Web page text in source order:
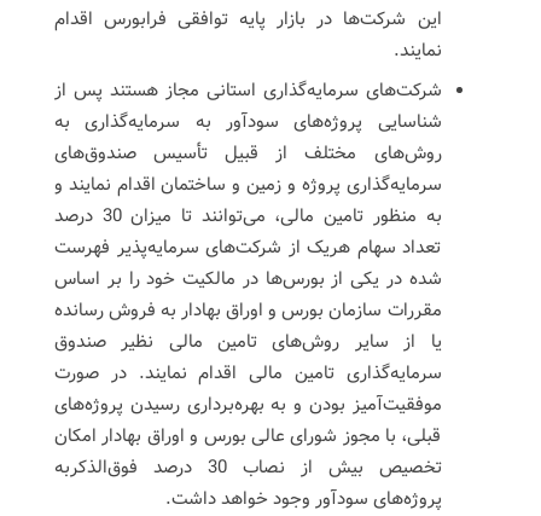
این شرکت‌ها در بازار پایه توافقی فرابورس اقدام
نمایند.
شرکت‌های سرمایه‌گذاری استانی مجاز هستند پس از
شناسایی پروژه‌های سودآور به سرمایه‌گذاری به
روش‌های مختلف از قبیل تأسیس صندوق‌های
سرمایه‌گذاری پروژه و زمین و ساختمان اقدام نمایند و
به منظور تامین مالی، می‌توانند تا میزان 30 درصد
تعداد سهام هریک از شرکت‌های سرمایه‌پذیر فهرست
شده در یکی از بورس‌ها در مالکیت خود را بر اساس
مقررات سازمان بورس و اوراق بهادار به فروش رسانده
یا از سایر روش‌های تامین مالی نظیر صندوق
سرمایه‌گذاری تامین مالی اقدام نمایند. در صورت
موفقیت‌آمیز بودن و به بهره‌برداری رسیدن پروژه‌های
قبلی، با مجوز شورای عالی بورس و اوراق بهادار امکان
تخصیص بیش از نصاب 30 درصد فوق‌الذکربه
پروژه‌های سودآور وجود خواهد داشت.